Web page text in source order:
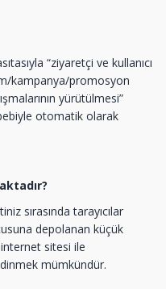
“ziyaretçi ve kullanıcı
kampanya/promosyon
yürütülmesi”
otomatik olarak
sırasında tarayıcılar
depolanan küçük
sitesi ile
mümkündür.